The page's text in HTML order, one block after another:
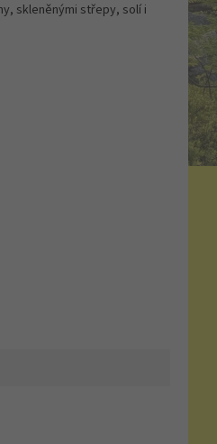
skleněnými střepy, solí i